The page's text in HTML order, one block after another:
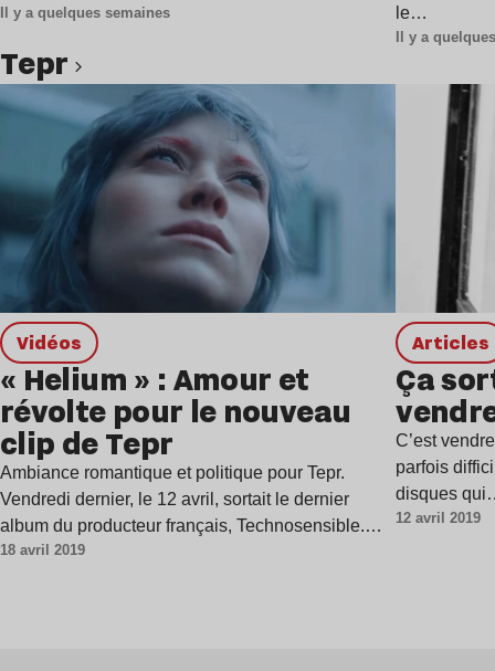
Il y a quelques semaines
le…
Il y a
Tepr
Vidéos
« Helium » : Amour et
révolte pour le nouveau
clip de Tepr
Ambiance romantique et politique pour Tepr.
Vendredi dernier, le 12 avril, sortait le dernier
album du producteur français, Technosensible.
On…
18 avril 2019
Articles
Ça
C’est
parfois
disques
12 avril 2019